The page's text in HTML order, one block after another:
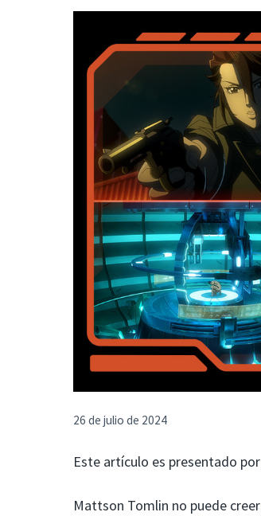
26 de julio de 2024
Este artículo es presentado por
Mattson Tomlin no puede